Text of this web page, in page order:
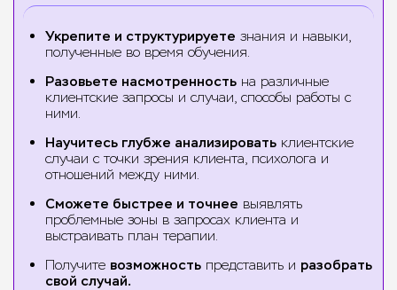
Укрепите и структурируете знания и навыки,
полученные во время обучения.
Разовьете насмотренность на различные
клиентские запросы и случаи, способы работы с
ними.
Научитесь глубже анализировать клиентские
случаи с точки зрения клиента, психолога и
отношений между ними.
Сможете быстрее и точнее выявлять
проблемные зоны в запросах клиента и
выстраивать план терапии.
Получите возможность представить и разобрать
свой случай.